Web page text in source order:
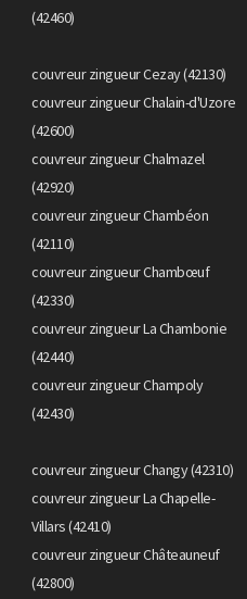
(42460)
couvreur zingueur Cezay (42130)
couvreur zingueur Chalain-d'Uzore
(42600)
couvreur zingueur Chalmazel
(42920)
couvreur zingueur Chambéon
(42110)
couvreur zingueur Chambœuf
(42330)
couvreur zingueur La Chambonie
(42440)
couvreur zingueur Champoly
(42430)
couvreur zingueur Changy (42310)
couvreur zingueur La Chapelle-
Villars (42410)
couvreur zingueur Châteauneuf
(42800)